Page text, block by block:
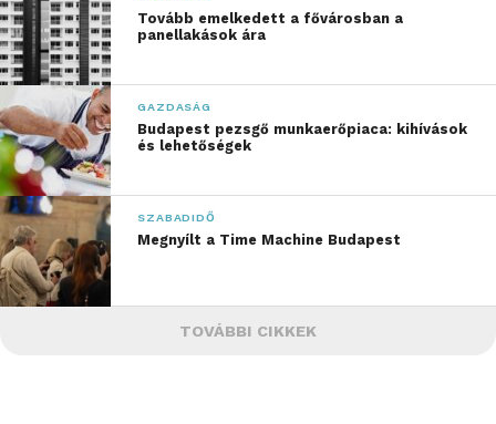
Tovább emelkedett a fővárosban a
panellakások ára
GAZDASÁG
Budapest pezsgő munkaerőpiaca: kihívások
és lehetőségek
SZABADIDŐ
Megnyílt a Time Machine Budapest
TOVÁBBI CIKKEK